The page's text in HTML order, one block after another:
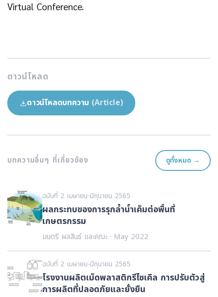
Virtual Conference.
ดาวน์โหลด
ดาวน์โหลดบทความ (Article)
บทความอื่นๆ ที่เกี่ยวข้อง ดูทั้งหมด →
ฉบับที่ 2 เมษายน-มิถุนายน 2565
ผลกระทบของการรุกล้ำน้ำเค็มต่อพื้นที่
เกษตรกรรม
มนตรี ผลสินธ์ และคณะ · May 2022
ฉบับที่ 2 เมษายน-มิถุนายน 2565
โรงงานผลิตเม็ดพลาสติกรีไซเคิล การปรับตัวสู่
การผลิตที่ปลอดภัยและยั่งยืน